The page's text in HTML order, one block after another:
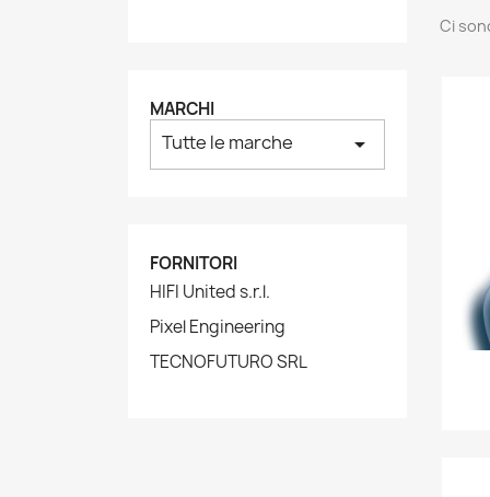
MARCHI
Tutte le marche arrow_drop_down
FORNITORI
HIFI United s.r.l.
Pixel Engineering
TECNOFUTURO SRL
Ci